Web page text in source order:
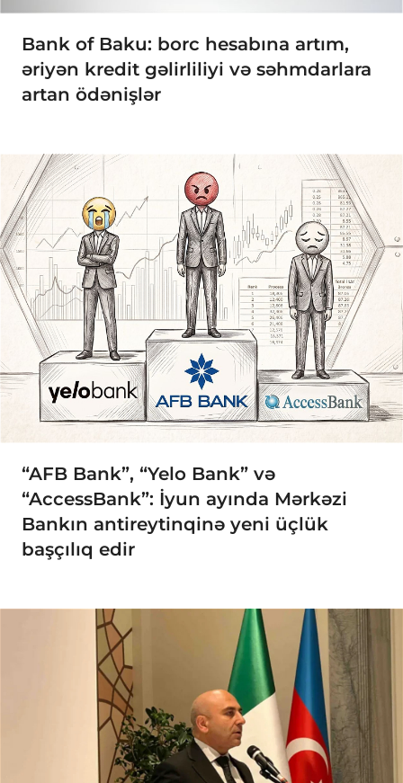
Bank of Baku: borc hesabına artım,
əriyən kredit gəlirliliyi və səhmdarlara
artan ödənişlər
“AFB Bank”, “Yelo Bank” və
“AccessBank”: İyun ayında Mərkəzi
Bankın antireytinqinə yeni üçlük
başçılıq edir